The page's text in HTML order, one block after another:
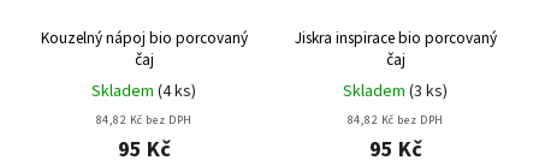
Kouzelný nápoj bio porcovaný
čaj
Skladem (4 ks)
84,82 Kč bez DPH
95 Kč
Jiskra inspirace bio porcovaný
čaj
Skladem (3 ks)
84,82 Kč bez DPH
95 Kč